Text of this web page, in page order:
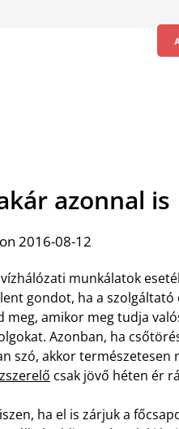
azonnal is
2016-08-12
munkálatok
gondot, ha a
meg, amikor meg tudja
Azonban, ha
szó, akkor természetesen
csak jövő héten ér
ha el is zárjuk a